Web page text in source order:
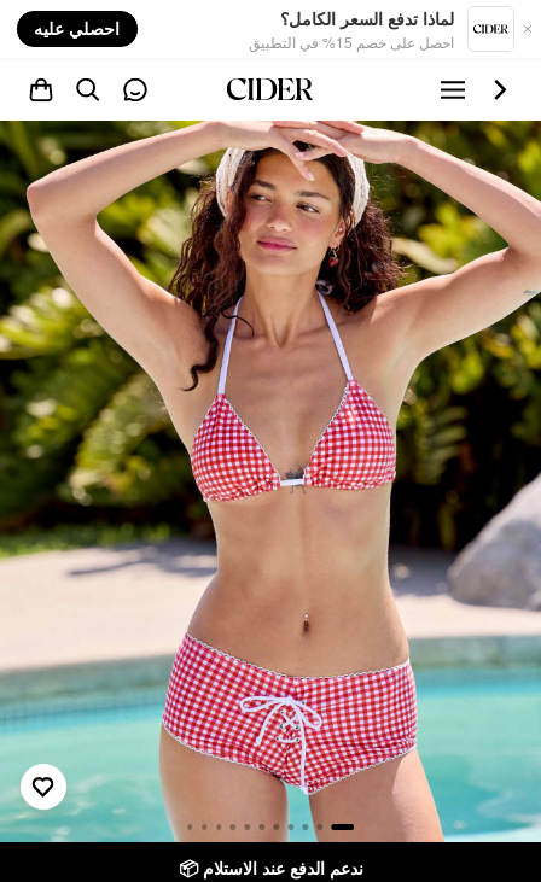
لماذا تدفع السعر الكامل؟
احصل على خصم 15% في التطبيق
احصلي عليه
ندعم الدفع عند الاستلام 📦